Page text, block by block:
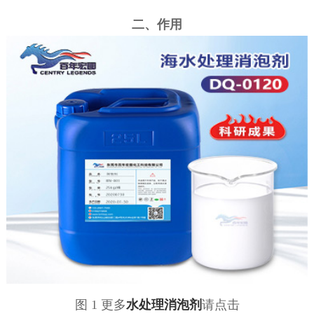
二、 作用
图 1 更多水处理消泡剂请点击